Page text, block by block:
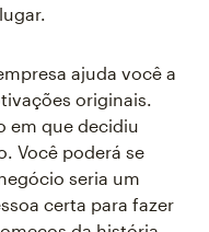
ajuda você a
originais.
em que decidiu
Você poderá se
seria um
certa para fazer